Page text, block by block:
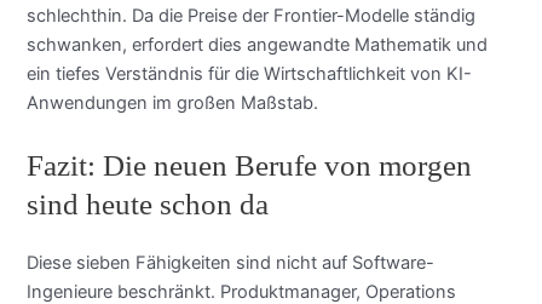
schlechthin. Da die Preise der Frontier-Modelle ständig
schwanken, erfordert dies angewandte Mathematik und
ein tiefes Verständnis für die Wirtschaftlichkeit von KI-
Anwendungen im großen Maßstab.
Fazit: Die neuen Berufe von morgen
sind heute schon da
Diese sieben Fähigkeiten sind nicht auf Software-
Ingenieure beschränkt. Produktmanager, Operations